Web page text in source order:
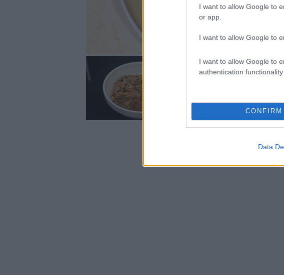
I want to allow Google to
or app.
I want to allow Google to
I want to allow Google to
authentication
CONFIRM
Data